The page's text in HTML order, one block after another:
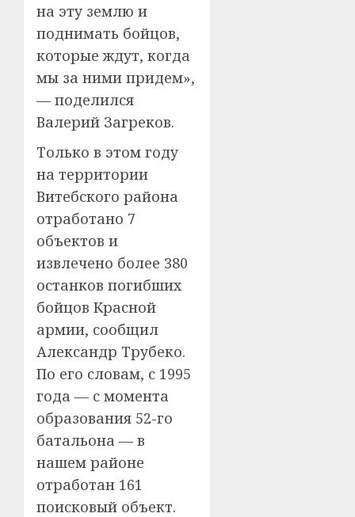
на эту землю и
поднимать бойцов,
которые ждут, когда
мы за ними придем»,
— поделился
Валерий Загреков.
Только в этом году
на территории
Витебского района
отработано 7
объектов и
извлечено более 380
останков погибших
бойцов Красной
армии, сообщил
Александр Трубеко.
По его словам, с 1995
года — с момента
образования 52-го
батальона — в
нашем районе
отработан 161
поисковый объект.